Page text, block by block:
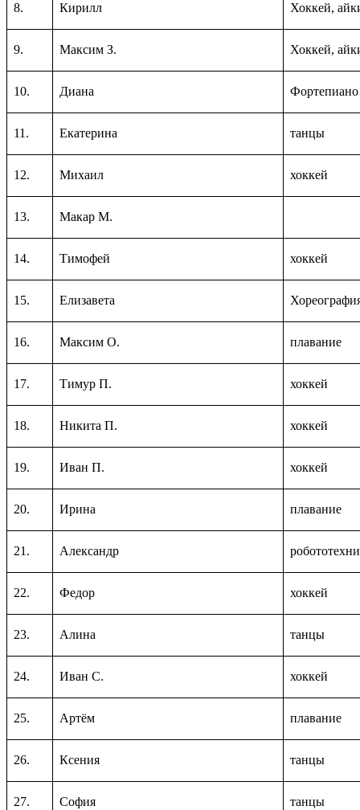
8. Кирилл Хоккей,
9. Максим З. Хоккей,
10. Диана Фортепиано
11. Екатерина танцы
12. Михаил хоккей
13. Макар М.
14. Тимофей хоккей
15. Елизавета
16. Максим О. плавание
17. Тимур П. хоккей
18. Никита П. хоккей
19. Иван П. хоккей
20. Ирина плавание
21. Александр
22. Федор хоккей
23. Алина танцы
24. Иван С. хоккей
25. Артём плавание
26. Ксения танцы
27. София танцы